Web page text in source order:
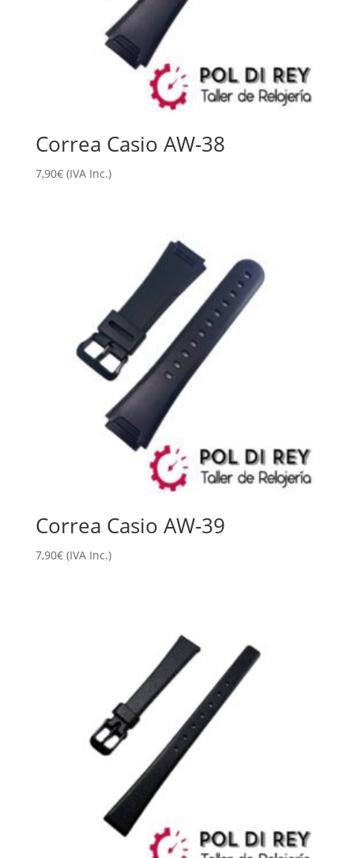
Correa Casio AW-38
7,90€ (IVA Inc.)
Correa Casio AW-39
7,90€ (IVA Inc.)